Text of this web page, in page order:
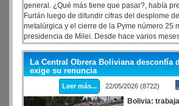
general. ¿Qué más tiene que pasar?, había
Furlán luego de difundir cifras del desplome
metalúrgica y el cierre de la Pyme número 25
presidencia de Milei. Desde hace varios
UOM venía tensando la relación con los
que convocaran a un paro general.
La Central Obrera Boliviana desconfía
exige su renuncia
Leer más... 22/05/2026 (8722)
Bolivia: